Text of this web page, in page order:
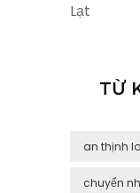
Lạt
TỪ
an thịnh
chuyển